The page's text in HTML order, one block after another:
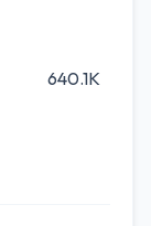
640.1K